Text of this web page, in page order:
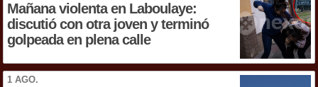
Mañana violenta en Laboulaye:
discutió con otra joven y terminó
golpeada en plena calle
1 AGO.